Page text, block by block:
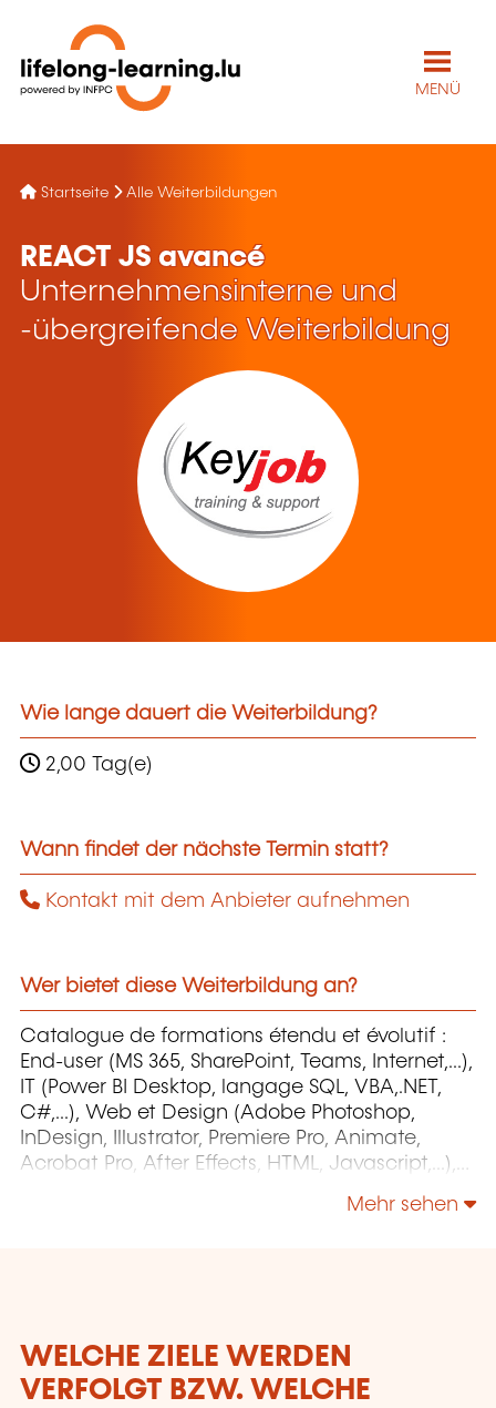
MENÜ
Startseite Alle Weiterbildungen
REACT JS avancé
Unternehmensinterne und
-übergreifende Weiterbildung
Wie lange dauert die Weiterbildung?
2,00 Tag(e)
Wann findet der nächste Termin statt?
Kontakt mit dem Anbieter aufnehmen
Wer bietet diese Weiterbildung an?
Catalogue de formations étendu et évolutif :
End-user (MS 365, SharePoint, Teams, Internet,...),
IT (Power BI Desktop, langage SQL, VBA,.NET,
C#,...), Web et Design (Adobe Photoshop,
InDesign, Illustrator, Premiere Pro, Animate,
Acrobat Pro, After Effects, HTML, Javascript,...),
Mehr sehen
WELCHE ZIELE WERDEN
VERFOLGT BZW. WELCHE